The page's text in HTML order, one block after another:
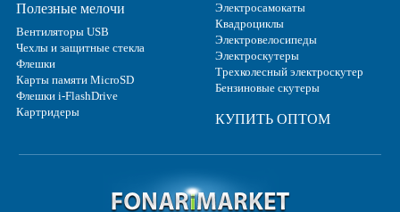
Полезные мелочи
Вентиляторы USB
Чехлы и защитные стекла
Флешки
Карты памяти MicroSD
Флешки i-FlashDrive
Картридеры
Электросамокаты
Квадроциклы
Электровелосипеды
Электроскутеры
Трехколесный электроскутер
Бензиновые скутеры
КУПИТЬ ОПТОМ